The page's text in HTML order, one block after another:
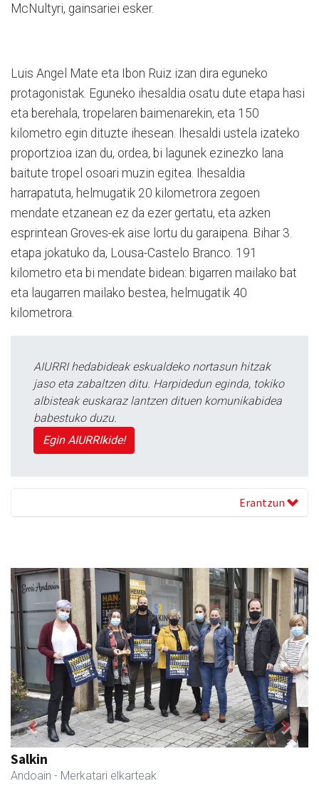
McNultyri, gainsariei esker.
Luis Angel Mate eta Ibon Ruiz izan dira eguneko
protagonistak. Eguneko ihesaldia osatu dute etapa hasi
eta berehala, tropelaren baimenarekin, eta 150
kilometro egin dituzte ihesean. Ihesaldi ustela izateko
proportzioa izan du, ordea, bi lagunek ezinezko lana
baitute tropel osoari muzin egitea. Ihesaldia
harrapatuta, helmugatik 20 kilometrora zegoen
mendate etzanean ez da ezer gertatu, eta azken
esprintean Groves-ek aise lortu du garaipena. Bihar 3.
etapa jokatuko da, Lousa-Castelo Branco. 191
kilometro eta bi mendate bidean: bigarren mailako bat
eta laugarren mailako bestea, helmugatik 40
kilometrora.
AIURRI hedabideak eskualdeko nortasun hitzak
jaso eta zabaltzen ditu. Harpidedun eginda, tokiko
albisteak euskaraz lantzen dituen komunikabidea
babestuko duzu.
Egin AIURRIkide!
Erantzun
Fleming Herri Eskola
Amasa-Villabona - Hezkuntza
Previous Next